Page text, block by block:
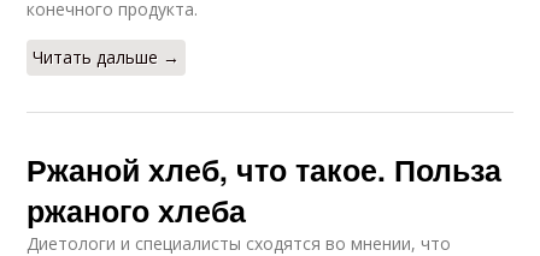
конечного продукта.
Читать дальше →
Ржаной хлеб, что такое. Польза
ржаного хлеба
Диетологи и специалисты сходятся во мнении, что